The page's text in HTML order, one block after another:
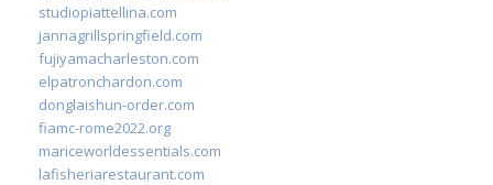
studiopiattellina.com
jannagrillspringfield.com
fujiyamacharleston.com
elpatronchardon.com
donglaishun-order.com
fiamc-rome2022.org
mariceworldessentials.com
lafisheriarestaurant.com